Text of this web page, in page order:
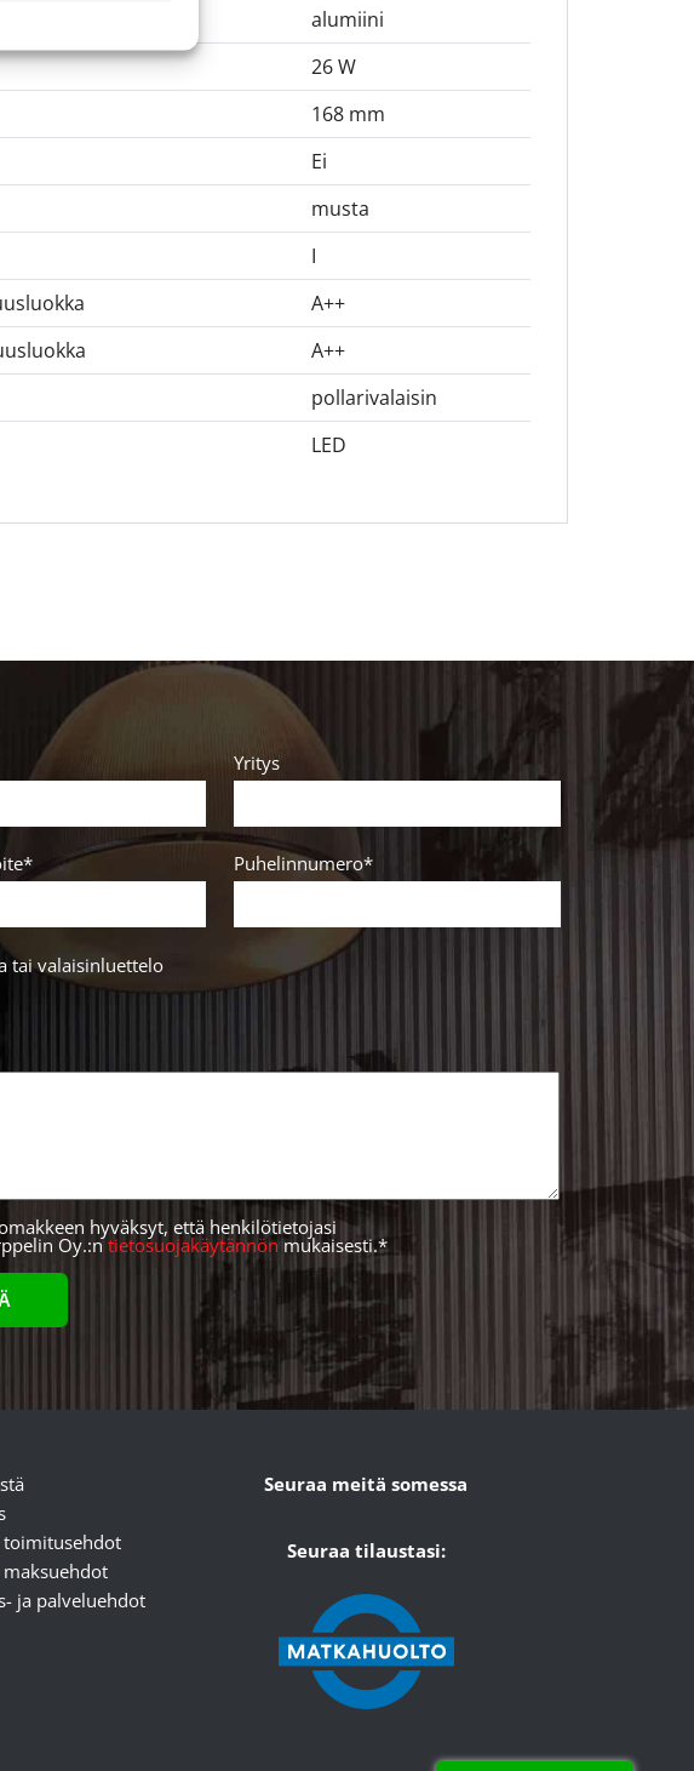
alumiini
26 W
168 mm
Ei
musta
I
A++
A++
pollarivalaisin
LED
Yritys
Puhelinnumero*
tai valaisinluettelo
hyväksyt, että henkilötietojasi
Oy.:ntietosuojakäytännön mukaisesti.*
toimitusehdot
ja palveluehdot
Seuraa meitä somessa
Seuraa tilaustasi: